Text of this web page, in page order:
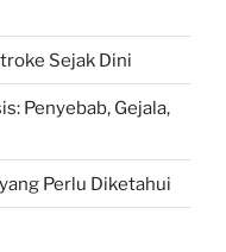
Sejak Dini
Penyebab, Gejala,
Perlu Diketahui